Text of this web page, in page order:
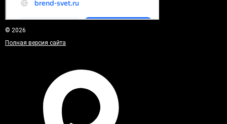
© 2026
Полная версия сайта